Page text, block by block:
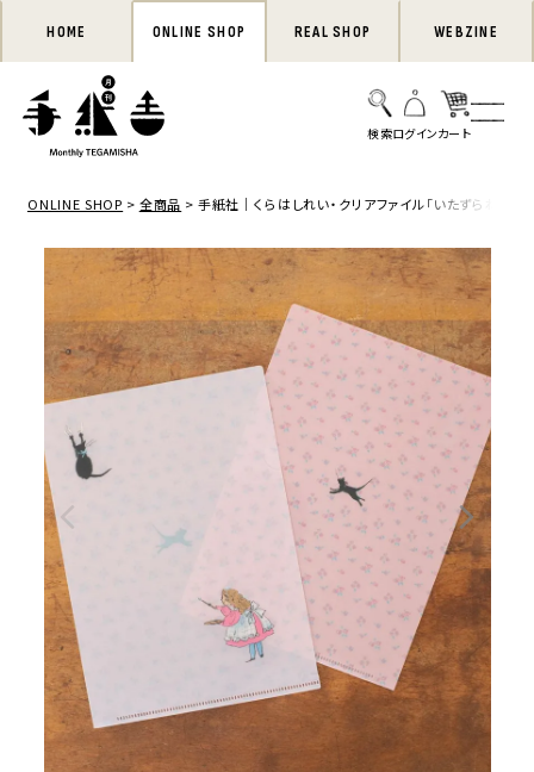
HOME ONLINE SHOP REAL SHOP WEBZINE
ONLINE SHOP 全商品 手紙社｜くらはしれい・クリアファイル「いたずらねこ」